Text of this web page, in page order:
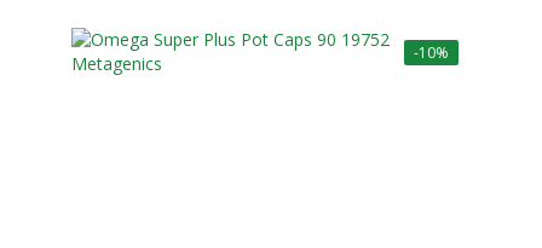
-10%